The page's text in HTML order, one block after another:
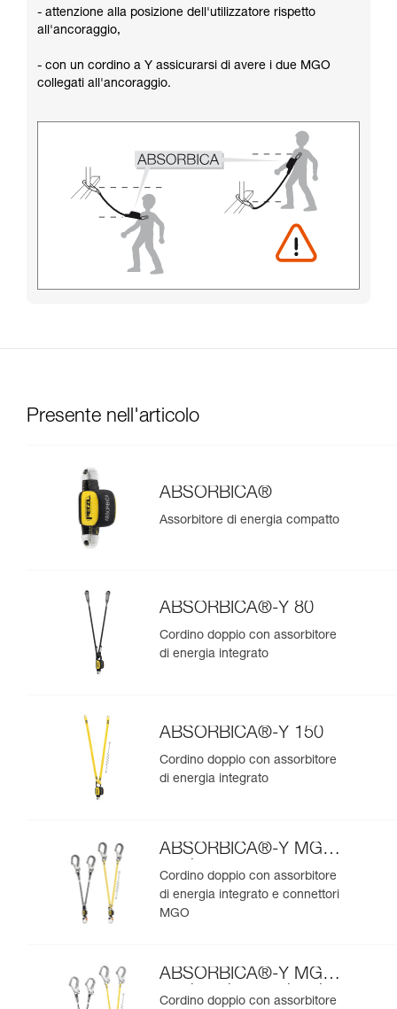
- attenzione alla posizione dell'utilizzatore rispetto
all'ancoraggio,
- con un cordino a Y assicurarsi di avere i due MGO
collegati all'ancoraggio.
Presente nell'articolo
ABSORBICA®
Assorbitore di energia compatto
ABSORBICA®-Y 80
Cordino doppio con assorbitore
di energia integrato
ABSORBICA®-Y 150
Cordino doppio con assorbitore
di energia integrato
ABSORBICA®-Y MGO
versione europea
Cordino doppio con assorbitore
di energia integrato e connettori
MGO
ABSORBICA®-Y MGO
versione internazionale
Cordino doppio con assorbitore